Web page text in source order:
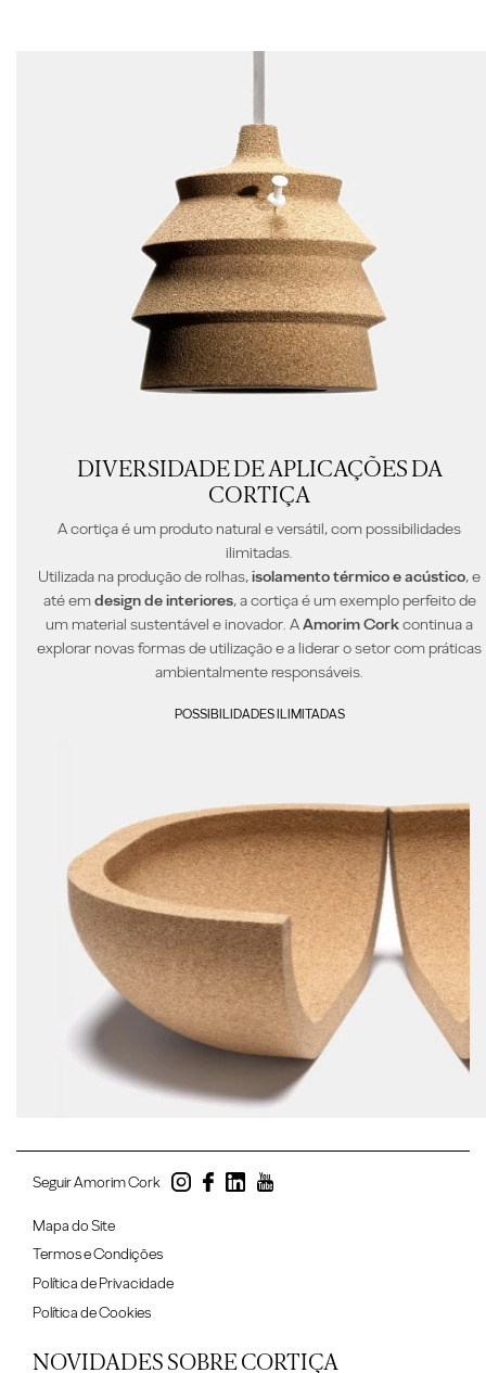
DIVERSIDADE DE APLICAÇÕES DA
CORTIÇA
A cortiça é um produto natural e versátil, com possibilidades
ilimitadas.
Utilizada na produção de rolhas,isolamento térmico e acústico, e
até emdesign de interiores, a cortiça é um exemplo perfeito de
um material sustentável e inovador. AAmorim Corkcontinua a
explorar novas formas de utilização e a liderar o setor com práticas
ambientalmente responsáveis.
POSSIBILIDADES ILIMITADAS
Seguir Amorim Cork
Mapa do Site
Termos e Condições
Política de Privacidade
Política de Cookies
NOVIDADES SOBRE CORTIÇA